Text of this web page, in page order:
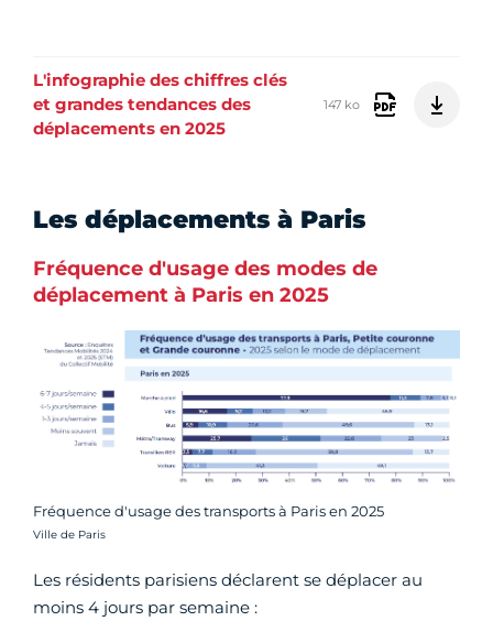
L'infographie des chiffres clés
et grandes tendances des
déplacements en 2025
147 ko
Les déplacements à Paris
Fréquence d'usage des modes de
déplacement à Paris en 2025
Fréquence d'usage des transports à Paris en 2025
Crédit photo :
Ville de Paris
Les résidents parisiens déclarent se déplacer au
moins 4 jours par semaine :